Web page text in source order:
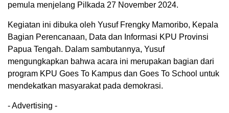
pemula menjelang Pilkada 27 November 2024.
Kegiatan ini dibuka oleh Yusuf Frengky Mamoribo, Kepala
Bagian Perencanaan, Data dan Informasi KPU Provinsi
Papua Tengah. Dalam sambutannya, Yusuf
mengungkapkan bahwa acara ini merupakan bagian dari
program KPU Goes To Kampus dan Goes To School untuk
mendekatkan masyarakat pada demokrasi.
- Advertising -